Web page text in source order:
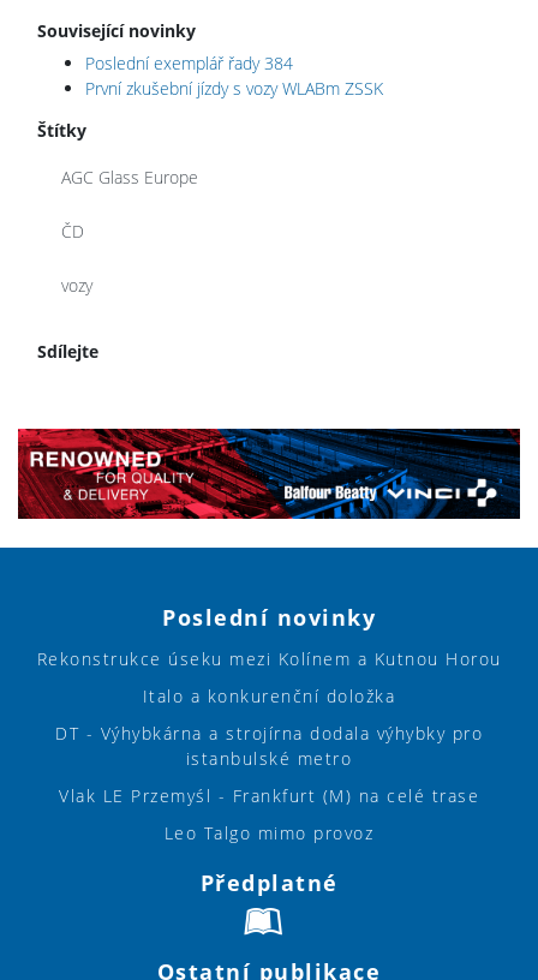
Související novinky
Poslední exemplář řady 384
První zkušební jízdy s vozy WLABm ZSSK
Štítky
AGC Glass Europe
ČD
vozy
Sdílejte
Poslední novinky
Rekonstrukce úseku mezi Kolínem a Kutnou Horou
Italo a konkurenční doložka
DT - Výhybkárna a strojírna dodala výhybky pro
istanbulské metro
Vlak LE Przemyśl - Frankfurt (M) na celé trase
Leo Talgo mimo provoz
Předplatné
Ostatní publikace